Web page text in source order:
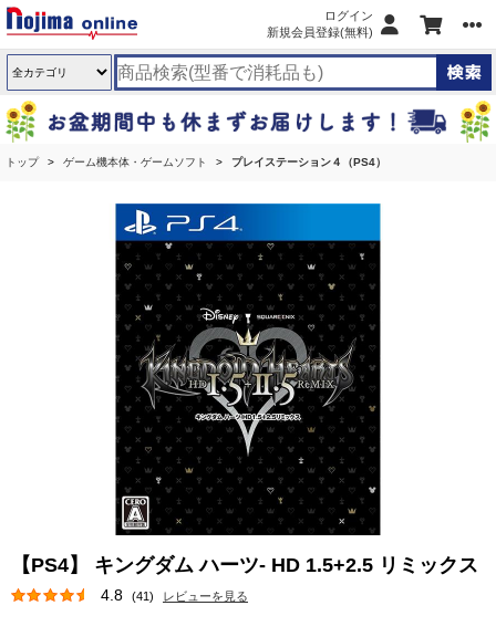
ログイン
新規会員登録(無料)
トップ ゲーム機本体・ゲームソフト プレイステーション４（PS4）
【PS4】 キングダム ハーツ- HD 1.5+2.5 リミックス
4.8 (41) レビューを見る